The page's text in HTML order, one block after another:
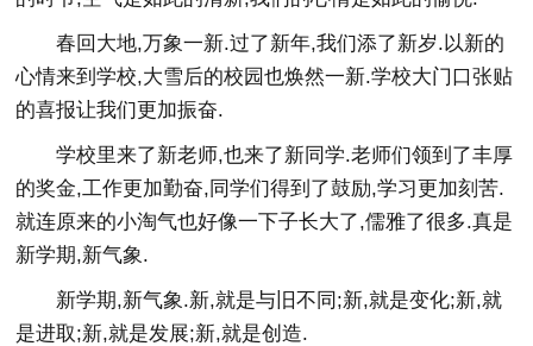
春回大地,万象一新.过了新年,我们添了新岁.以新的
心情来到学校,大雪后的校园也焕然一新.学校大门口张贴
的喜报让我们更加振奋.
学校里来了新老师,也来了新同学.老师们领到了丰厚
的奖金,工作更加勤奋,同学们得到了鼓励,学习更加刻苦.
就连原来的小淘气也好像一下子长大了,儒雅了很多.真是
新学期,新气象.
新学期,新气象.新,就是与旧不同;新,就是变化;新,就
是进取;新,就是发展;新,就是创造.